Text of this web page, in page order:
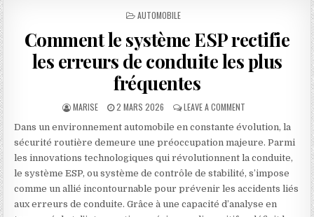
POSTED IN
AUTOMOBILE
Comment le système ESP rectifie
les erreurs de conduite les plus
fréquentes
AUTHOR:
MARISE PUBLISHED DATE:
2 MARS 2026 LEAVE A COMMENTON COMMENT LE
Dans un environnement automobile en constante évolution, la
sécurité routière demeure une préoccupation majeure. Parmi
les innovations technologiques qui révolutionnent la conduite,
le système ESP, ou système de contrôle de stabilité, s’impose
comme un allié incontournable pour prévenir les accidents liés
aux erreurs de conduite. Grâce à une capacité d’analyse en